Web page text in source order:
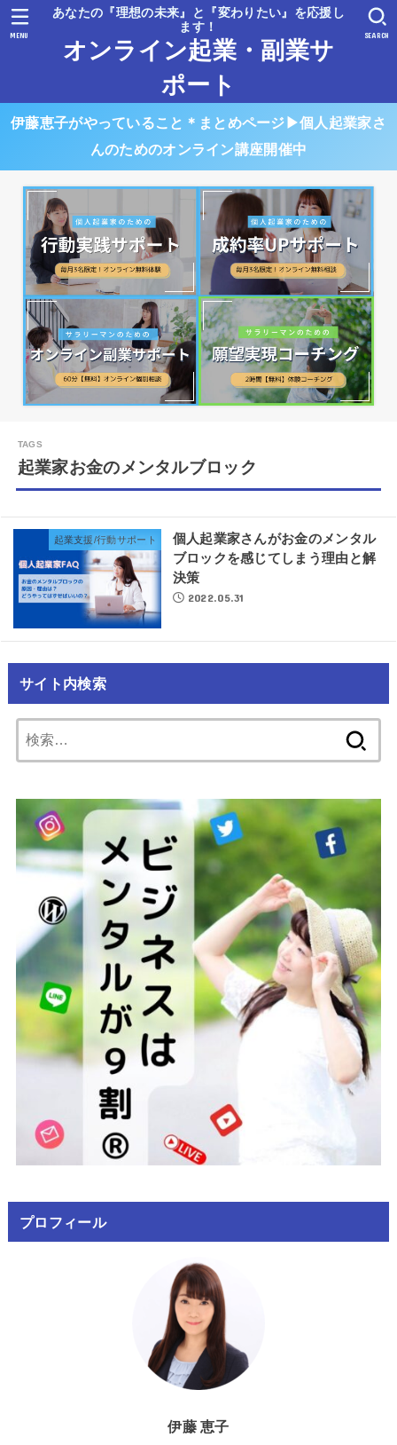
あなたの『理想の未来』と『変わりたい』を応援し
ます！
オンライン起業・副業サ
ポート
SEARCH
MENU
伊藤恵子がやっていること＊まとめページ▶︎個人起業家さ
んのためのオンライン講座開催中
起業家お金のメンタルブロック
起業支援/行動サポート
個人起業家さんがお金のメンタル
ブロックを感じてしまう理由と解
決策
2022.05.31
サイト内検索
索:
プロフィール
伊藤 恵子